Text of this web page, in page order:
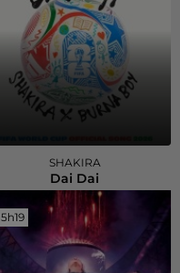
SHAKIRA
Dai Dai
5h19
5h19